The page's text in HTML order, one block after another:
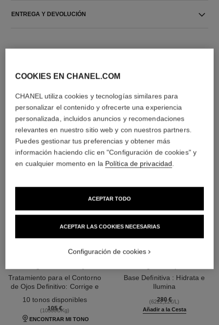
ENTREGA Y DEVOLUCIÓN
LA COMBINACIÓN PERFECTA
Tratamiento para el Contorno
de Ojos Definitivo: Corrige e
10 tonos disponibles
105 €
(10500€/Kg)
ENCONTRAR MI TONO
Base Definitiva : Hidrata e
Ilumina
280 €
(6222,22€/L)
Añadir a la Cesta
COOKIES EN CHANEL.COM
CHANEL utiliza cookies y tecnologías similares para
personalizar el contenido y ofrecerte una experiencia
personalizada, incluidos anuncios y recomendaciones
relevantes en nuestro sitio web y con nuestros partners.
Puedes gestionar tus preferencias y obtener más
información haciendo clic en "Configuración de cookies" y
en cualquier momento en la Política de privacidad
ACEPTAR LAS COOKIES NECESARIAS
ACEPTAR TODO
Configuración de cookies